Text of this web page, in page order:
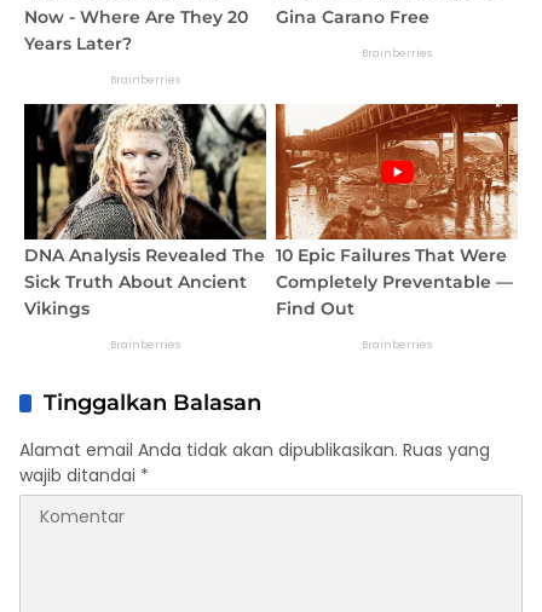
Tinggalkan Balasan
Alamat email Anda tidak akan dipublikasikan. Ruas yang
wajib ditandai *